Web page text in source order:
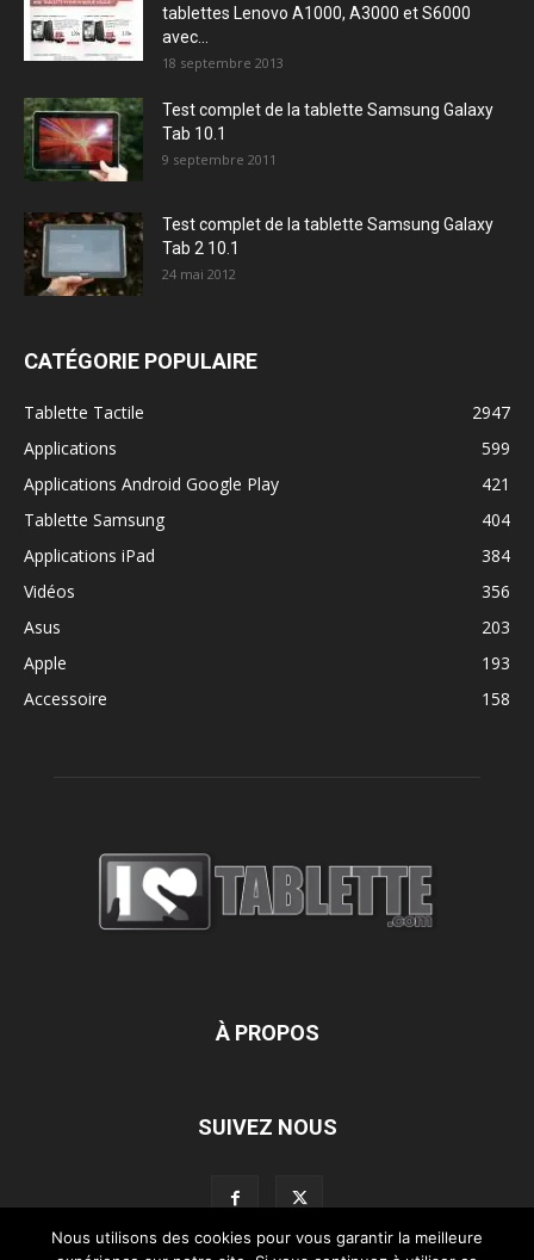
tablettes Lenovo A1000, A3000 et S6000
avec...
18 septembre 2013
Test complet de la tablette Samsung Galaxy
Tab 10.1
9 septembre 2011
Test complet de la tablette Samsung Galaxy
Tab 2 10.1
24 mai 2012
CATÉGORIE POPULAIRE
Tablette Tactile
2947
Applications
599
Applications Android Google Play
421
Tablette Samsung
404
Applications iPad
384
Vidéos
356
Asus
203
Apple
193
Accessoire
158
À PROPOS
SUIVEZ NOUS
Nous utilisons des cookies pour vous garantir la meilleure